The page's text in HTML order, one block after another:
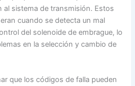
al sistema de transmisión. Estos
cuando se detecta un mal
del solenoide de embrague, lo
en la selección y cambio de
que los códigos de falla pueden